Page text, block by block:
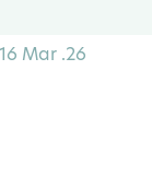
Mar .26